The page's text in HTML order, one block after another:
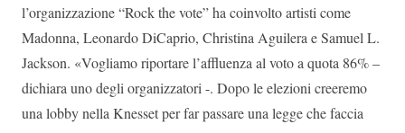
l’organizzazione “Rock the vote” ha coinvolto artisti come
Madonna, Leonardo DiCaprio, Christina Aguilera e Samuel L.
Jackson. «Vogliamo riportare l’affluenza al voto a quota 86% –
dichiara uno degli organizzatori -. Dopo le elezioni creeremo
una lobby nella Knesset per far passare una legge che faccia